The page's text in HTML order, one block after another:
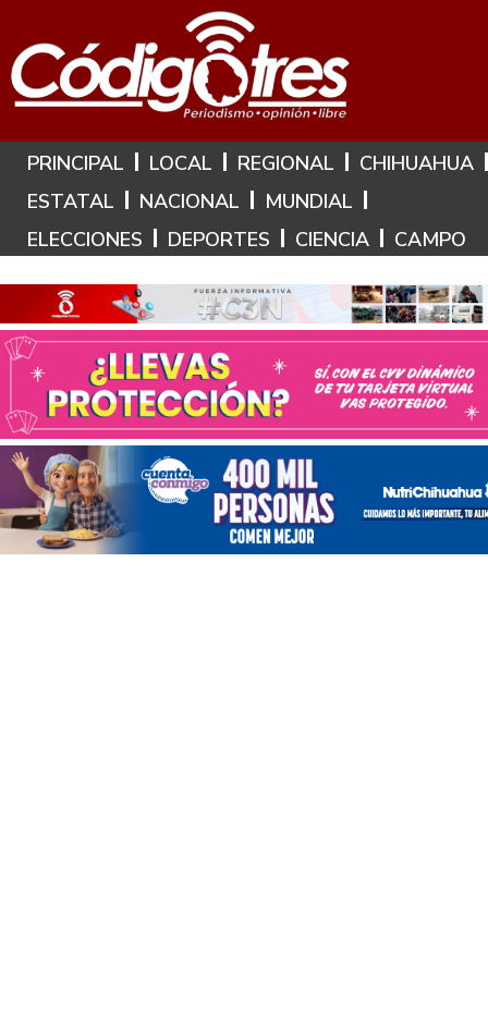
Hoy es: 6 de Agosto de 2026
PRINCIPAL LOCAL REGIONAL
CHIHUAHUA
ESTATAL
NACIONAL
MUNDIAL
ELECCIONES
DEPORTES CIENCIA CAMPO